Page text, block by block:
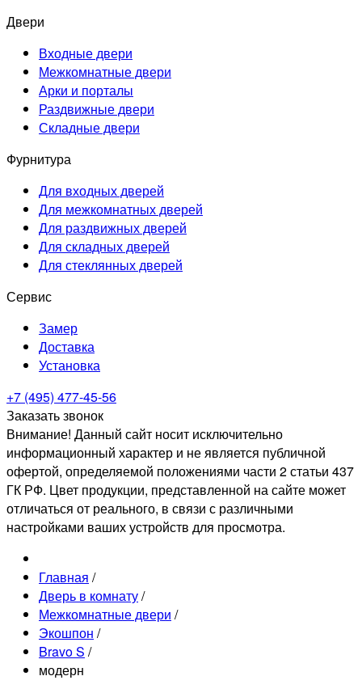
Двери
Входные двери
Межкомнатные двери
Арки и порталы
Раздвижные двери
Складные двери
Фурнитура
Для входных дверей
Для межкомнатных дверей
Для раздвижных дверей
Для складных дверей
Для стеклянных дверей
Сервис
Замер
Доставка
Установка
+7 (495) 477-45-56
Заказать звонок
Внимание! Данный сайт носит исключительно
информационный характер и не является публичной
офертой, определяемой положениями части 2 статьи 437
ГК РФ. Цвет продукции, представленной на сайте может
отличаться от реального, в связи с различными
настройками ваших устройств для просмотра.
Главная /
Дверь в комнату/
Межкомнатные двери /
Экошпон /
Bravo S /
модерн